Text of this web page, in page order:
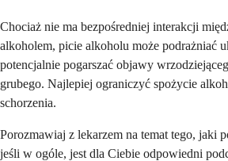
Chociaż nie ma bezpośredniej interakcji
alkoholem, picie alkoholu może podrażniać
potencjalnie pogarszać objawy
grubego. Najlepiej ograniczyć spożycie
schorzenia.
Porozmawiaj z lekarzem na temat tego, jaki
jeśli w ogóle, jest dla Ciebie odpowiedni